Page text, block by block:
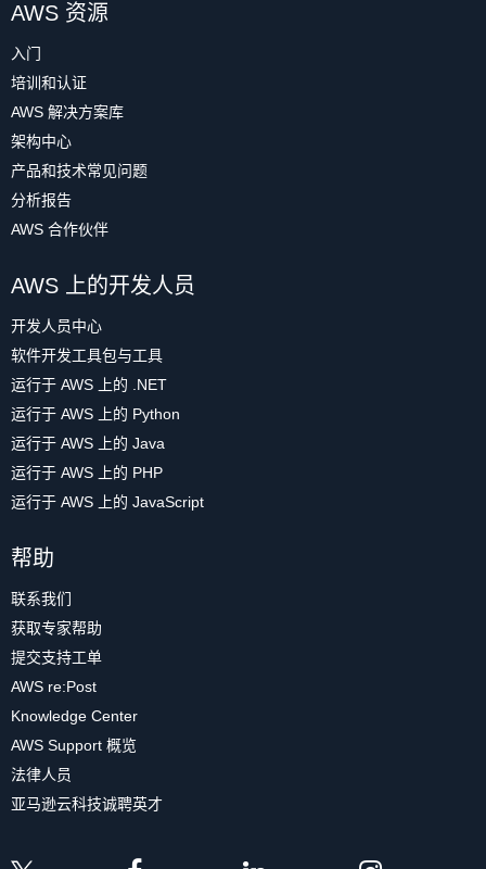
AWS 资源
入门
培训和认证
AWS 解决方案库
架构中心
产品和技术常见问题
分析报告
AWS 合作伙伴
AWS 上的开发人员
开发人员中心
软件开发工具包与工具
运行于 AWS 上的 .NET
运行于 AWS 上的 Python
运行于 AWS 上的 Java
运行于 AWS 上的 PHP
运行于 AWS 上的 JavaScript
帮助
联系我们
获取专家帮助
提交支持工单
AWS re:Post
Knowledge Center
AWS Support 概览
法律人员
亚马逊云科技诚聘英才